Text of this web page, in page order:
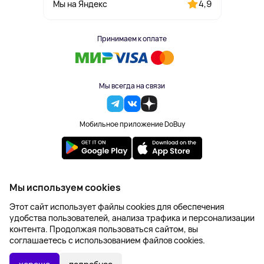
В КОРЗИНУ
Мы на Яндекс 4,9
Принимаем к оплате
Мы всегда на связи
Мобильное приложение DoBuy
2023-2026 © DoBuy. Все права защищены
Правила обработки персональных данных
Пользовательское соглашение
Оферта
Создание сайта – NetLab
Мы используем cookies
Этот сайт использует файлы cookies для обеспечения
удобства пользователей, анализа трафика и персонализации
контента. Продолжая пользоваться сайтом, вы
соглашаетесь с использованием файлов cookies.